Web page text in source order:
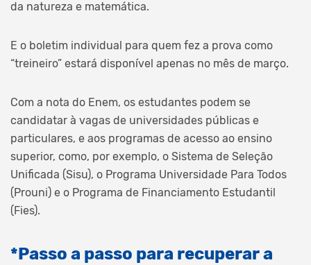
da natureza e matemática.
E o boletim individual para quem fez a prova como
“treineiro” estará disponível apenas no mês de março.
Com a nota do Enem, os estudantes podem se
candidatar à vagas de universidades públicas e
particulares, e aos programas de acesso ao ensino
superior, como, por exemplo, o Sistema de Seleção
Unificada (Sisu), o Programa Universidade Para Todos
(Prouni) e o Programa de Financiamento Estudantil
(Fies).
*Passo a passo para recuperar a